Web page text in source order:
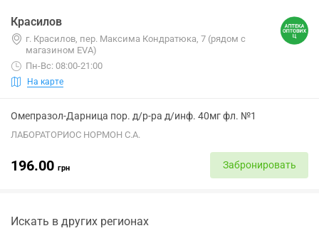
Красилов
г. Красилов, пер. Максима Кондратюка, 7 (рядом с
магазином EVA)
Пн-Вс: 08:00-21:00
На карте
Омепразол-Дарница пор. д/р-ра д/инф. 40мг фл. №1
ЛАБОРАТОРИОС НОРМОН С.А.
196.00 грн Забронировать
Искать в других регионах